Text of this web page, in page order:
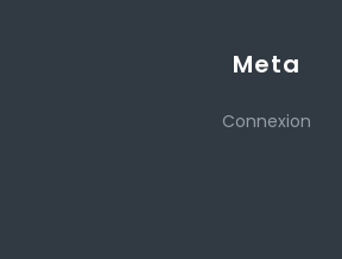
Meta
Connexion